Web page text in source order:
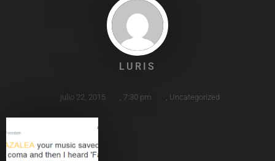
LURIS
julio 22, 2015 7:30 pm Uncategorized